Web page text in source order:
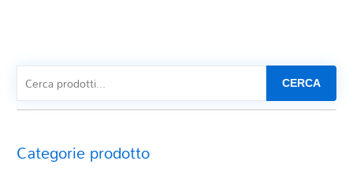
CERCA
Categorie prodotto